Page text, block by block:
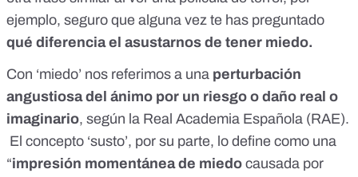
ejemplo, seguro que alguna vez te has preguntado
qué diferencia el asustarnos de tener miedo.
Con ‘miedo’ nos referimos a una perturbación
angustiosa del ánimo por un riesgo o daño real o
imaginario, según la Real Academia Española (RAE).
El concepto ‘susto’, por su parte, lo define como una
“impresión momentánea de miedo causada por